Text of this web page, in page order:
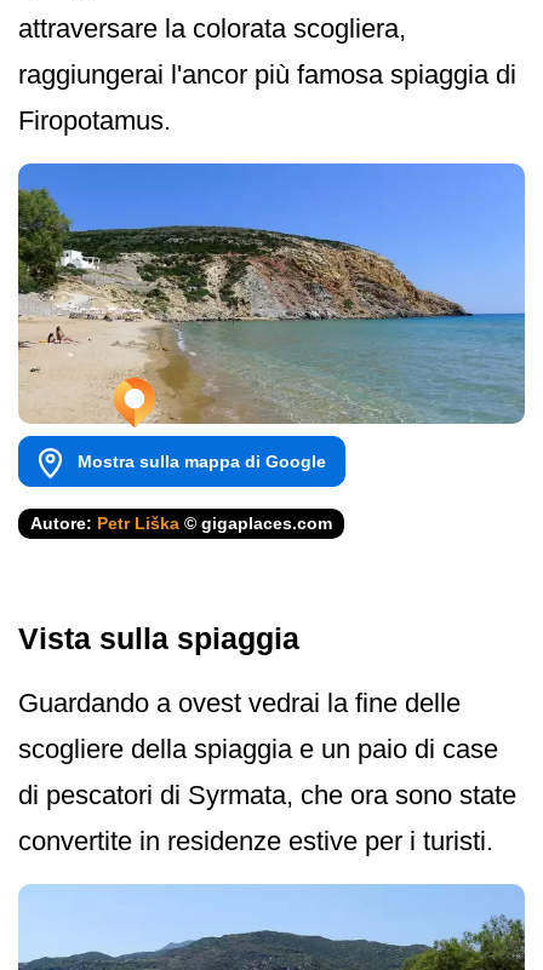
attraversare la colorata scogliera,
raggiungerai l'ancor più famosa spiaggia di
Firopotamus.
Mostra sulla mappa di Google
Autore: Petr Liška © gigaplaces.com
Vista sulla spiaggia
Guardando a ovest vedrai la fine delle
scogliere della spiaggia e un paio di case
di pescatori di Syrmata, che ora sono state
convertite in residenze estive per i turisti.